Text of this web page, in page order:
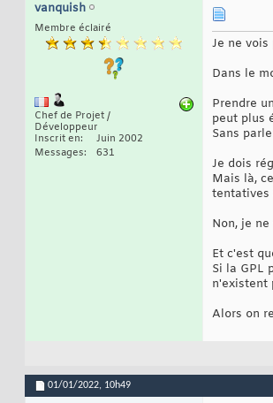
vanquish
Membre éclairé
Chef de Projet /
Développeur
Inscrit en
Juin 2002
Messages
631
Je ne
Dans le
Prendre
peut plus
Sans
Je dois
Mais là,
tentatives
Non, je
Et c'est
Si la GPL
n'existent
Alors on
01/01/2022, 10h49